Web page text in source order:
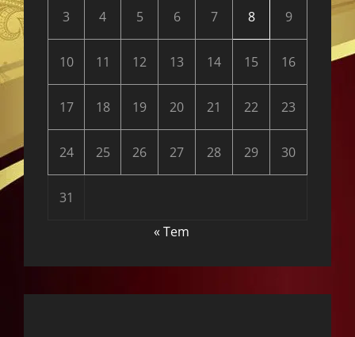
3 4 5 6 7 8 9
10 11 12 13 14 15 16
17 18 19 20 21 22 23
24 25 26 27 28 29 30
31
« Tem